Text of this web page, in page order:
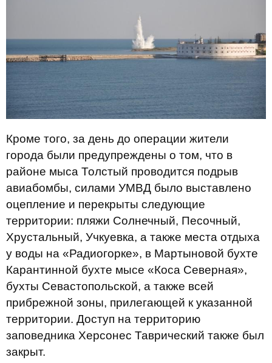
Кроме того, за день до операции жители
города были предупреждены о том, что в
районе мыса Толстый проводится подрыв
авиабомбы, силами УМВД было выставлено
оцепление и перекрыты следующие
территории: пляжи Солнечный, Песочный,
Хрустальный, Учкуевка, а также места отдыха
у воды на «Радиогорке», в Мартыновой бухте
Карантинной бухте мысе «Коса Северная»,
бухты Севастопольской, а также всей
прибрежной зоны, прилегающей к указанной
территории. Доступ на территорию
заповедника Херсонес Таврический также был
закрыт.